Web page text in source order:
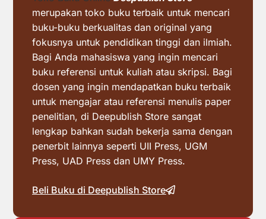
merupakan toko buku terbaik untuk mencari
buku-buku berkualitas dan original yang
fokusnya untuk pendidikan tinggi dan ilmiah.
Bagi Anda mahasiswa yang ingin mencari
buku referensi untuk kuliah atau skripsi. Bagi
dosen yang ingin mendapatkan buku terbaik
untuk mengajar atau referensi menulis paper
penelitian, di Deepublish Store sangat
lengkap bahkan sudah bekerja sama dengan
penerbit lainnya seperti UII Press, UGM
Press, UAD Press dan UMY Press.
Beli Buku di Deepublish Store